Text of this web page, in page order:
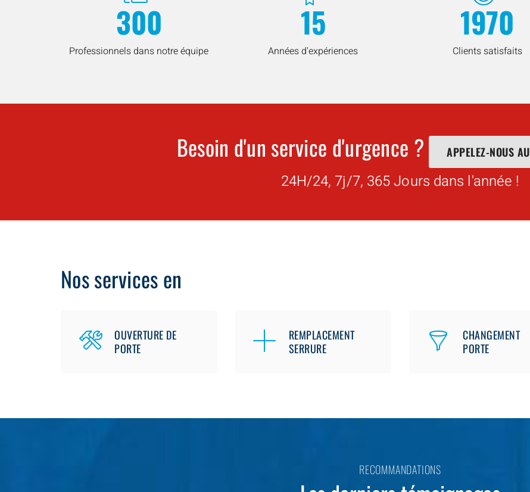
300
Professionnels dans notre équipe
15
Années d'expériences
1970
Clients satisfaits
Besoin d'un service d'urgence ? APPELEZ-NOUS AU
24H/24, 7j/7, 365 Jours dans l'année !
Nos services en
OUVERTURE DE
PORTE
REMPLACEMENT
SERRURE
CHANGEMENT
PORTE
RECOMMANDATIONS